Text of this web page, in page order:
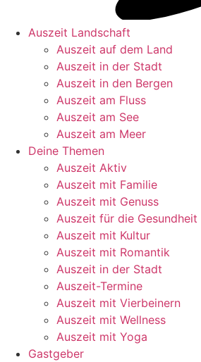
Auszeit Landschaft
Auszeit auf dem Land
Auszeit in der Stadt
Auszeit in den Bergen
Auszeit am Fluss
Auszeit am See
Auszeit am Meer
Deine Themen
Auszeit Aktiv
Auszeit mit Familie
Auszeit mit Genuss
Auszeit für die Gesundheit
Auszeit mit Kultur
Auszeit mit Romantik
Auszeit in der Stadt
Auszeit-Termine
Auszeit mit Vierbeinern
Auszeit mit Wellness
Auszeit mit Yoga
Gastgeber